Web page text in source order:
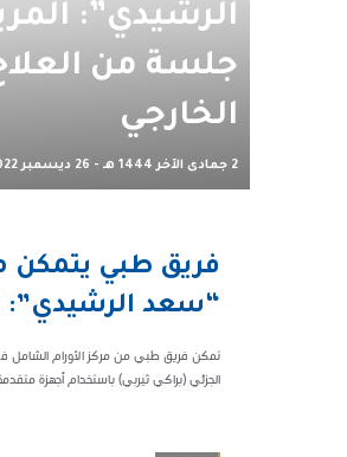
جلسة من
الخارجي
2 جمادى الآخر 1444 هـ - 26 ديسمبر 2022 م
فريق طبي يتمكن
“سعد الرشيدي”: المريض تلقى 39 جلسة
تمكن فريق طبي من مركز الأورام الشامل
الجزئي (براكي ثيربي) باستخدام أجهزة